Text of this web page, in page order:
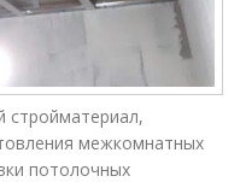
стройматериал,
межкомнатных
потолочных